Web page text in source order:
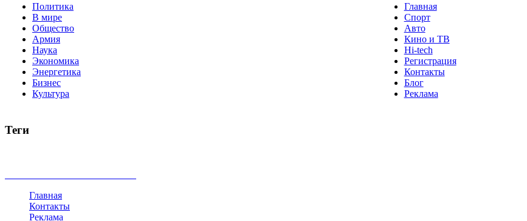
Политика
В мире
Общество
Армия
Наука
Экономика
Энергетика
Бизнес
Культура
Главная
Спорт
Авто
Кино и ТВ
Hi-tech
Регистрация
Контакты
Блог
Реклама
Теги
Главная
Контакты
Реклама